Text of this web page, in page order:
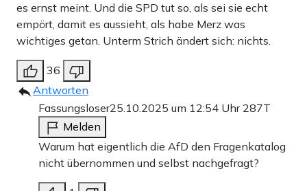
es ernst meint. Und die SPD tut so, als sei sie echt
empört, damit es aussieht, als habe Merz was
wichtiges getan. Unterm Strich ändert sich: nichts.
36
Antworten
Fassungsloser25.10.2025 um 12:54 Uhr 287T
Melden
Warum hat eigentlich die AfD den Fragenkatalog
nicht übernommen und selbst nachgefragt?